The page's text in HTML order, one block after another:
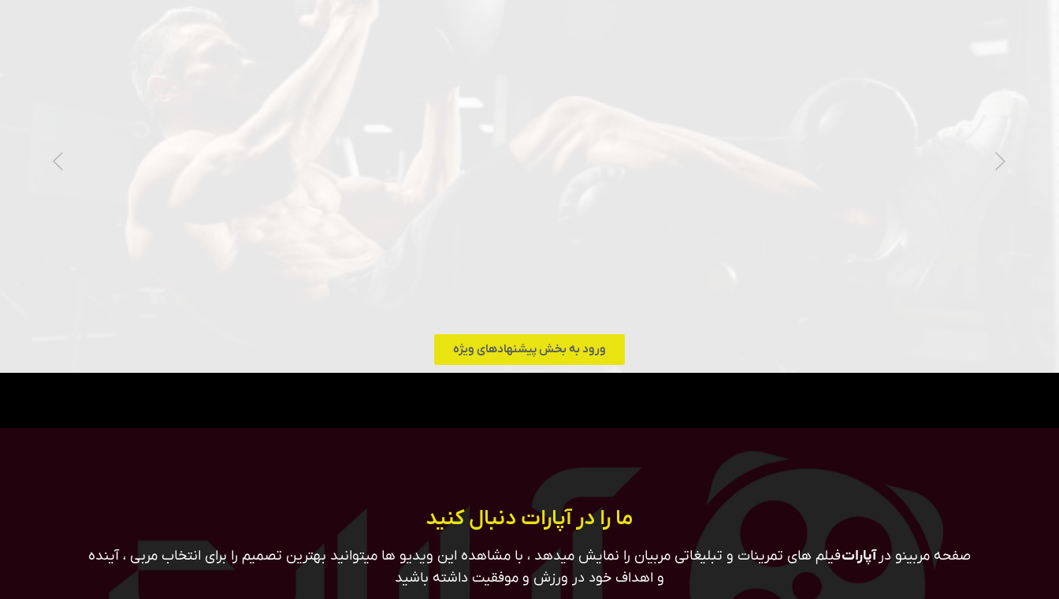
ورود به بخش پیشنهادهای ویژه
ما را در آپارات دنبال کنید
صفحه مربینو در آپاراتفیلم های تمرینات و تبلیغاتی مربیان را نمایش میدهد ، با مشاهده این ویدیو ها میتوانید بهترین تصمیم را برای انتخاب مربی ، آینده
و اهداف خود در ورزش و موفقیت داشته باشید